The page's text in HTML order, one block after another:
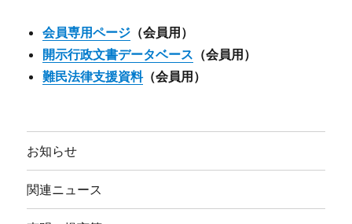
会員専用ページ （会員用）
開示行政文書データベース （会員用）
難民法律支援資料（会員用）
お知らせ
関連ニュース